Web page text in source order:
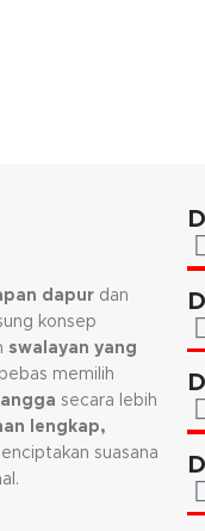
dapur dan
konsep
swalayan yang
memilih
secara lebih
lengkap,
suasana